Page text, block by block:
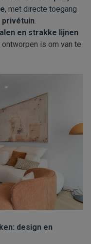
, met directe toegang
.
en strakke lijnen
is om van te
design en